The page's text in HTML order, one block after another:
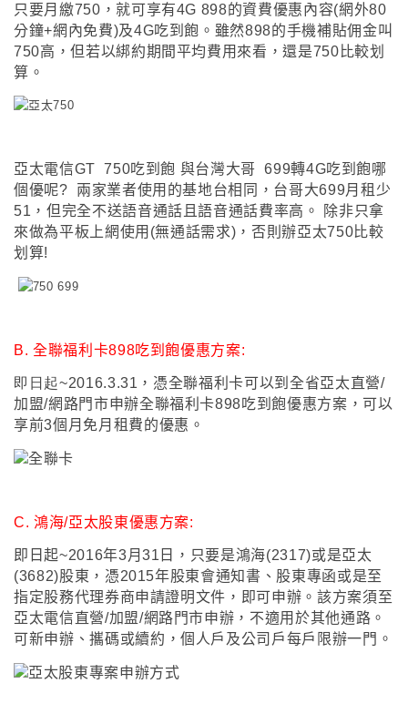
只要月繳750 ，就可享有4G 898的資費優惠內容(網外80
分鐘+網內免費)及4G吃到飽 。雖然898的手機補貼佣金叫
750高 ，但若以綁約期間平均費用來看 ，還是750比較划
算 。
亞太電信GT 750吃到飽 與台灣大哥 699轉4G吃到飽哪
個優呢? 兩家業者使用的基地台相同 ， 台哥大699月租少
51 ， 但完全不送語音通話且語音通話費率高 。
除非只拿
來做為平板上網使用(無通話需求) ，否則辦亞太750比較
划算!
B. 全聯福利卡898吃到飽優惠方案:
即日起~2016.3.31 ，憑全聯福利卡可以到全省亞太直營/
加盟/網路門市申辦全聯福利卡898吃到飽優惠方案 ，可以
享前3個月免月租費的優惠 。
C. 鴻海/亞太股東優惠方案:
即日起~2016年3月31日
，只要是鴻海(2317)或是亞太
(3682)股東 ，憑2015年股東會通知書 、股東專函或是至
指定股務代理券商申請證明文件 ，即可申辦 。該方案須至
亞太電信直營/加盟/網路門市申辦 ，不適用於其他通路。
可新申辦 、攜碼或續約 ，個人戶及公司戶每戶限辦一門 。